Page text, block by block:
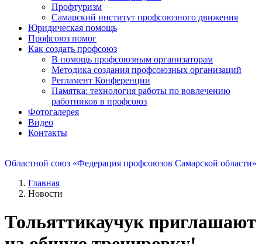
Профтуризм
Самарский институт профсоюзного движения
Юридическая помощь
Профсоюз помог
Как создать профсоюз
В помощь профсоюзным организаторам
Методика создания профсоюзных организаций
Регламент Конференции
Памятка: технология работы по вовлечению
работников в профсоюз
Фотогалерея
Видео
Контакты
Областной союз «Федерация профсоюзов Самарской области»
Главная
Новости
Тольяттикаучук приглашают